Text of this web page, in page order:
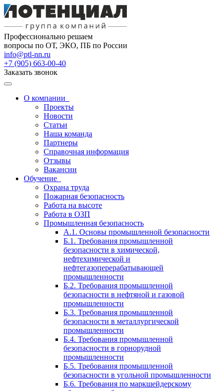
Профессионально решаем
вопросы по ОТ, ЭКО, ПБ по России
info@ptl-nn.ru
+7 (905) 663-00-40
Заказать звонок
О компании
Проекты
Новости
Статьи
Наша команда
Партнеры
Справочная информация
Отзывы
Вакансии
Обучение
Охрана труда
Пожарная безопасность
Работа на высоте
Работа в ОЗП
Промышленная безопасность
А.1. Основы промышленной безопасности
Б.1. Требования промышленной
безопасности в химической,
нефтехимической и
нефтегазоперерабатывающей
промышленности
Б.2. Требования промышленной
безопасности в нефтяной и газовой
промышленности
Б.3. Требования промышленной
безопасности в металлургической
промышленности
Б.4. Требования промышленной
безопасности в горнорудной
промышленности
Б.5. Требования промышленной
безопасности в угольной промышленности
Б.6. Требования по маркшейдерскому